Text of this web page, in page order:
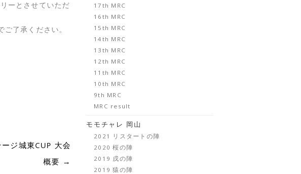
ーとさせていただ
了承ください。
ジ城東CUP 大会
概要 →
17th MRC
16th MRC
15th MRC
14th MRC
13th MRC
12th MRC
11th MRC
10th MRC
9th MRC
MRC result
モモチャレ 岡山
2021 リスタートの陣
2020 桜の陣
2019 戌の陣
2019 猿の陣